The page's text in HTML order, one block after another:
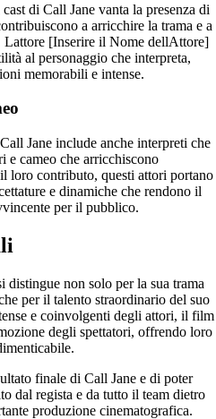
di Call Jane vanta la presenza di
a arricchire la trama e a
Lattore [Inserire il Nome dellAttore]
al personaggio che interpreta,
memorabili e intense.
Jane include anche interpreti che
e cameo che arricchiscono
loro contributo, questi attori portano
e dinamiche che rendono il
per il pubblico.
non solo per la sua trama
per il talento straordinario del suo
e coinvolgenti degli attori, il film
degli spettatori, offrendo loro
finale di Call Jane e di poter
dal regista e da tutto il team dietro
produzione cinematografica.